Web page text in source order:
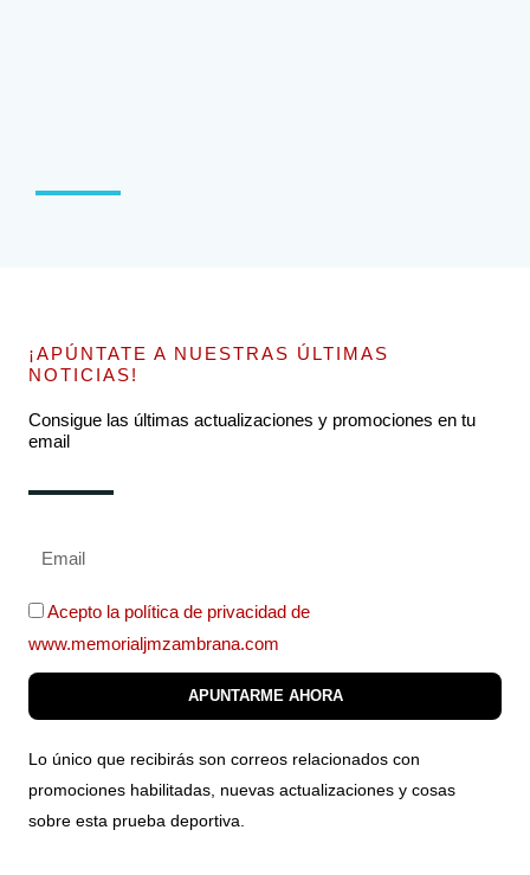
¡APÚNTATE A NUESTRAS ÚLTIMAS
NOTICIAS!
Consigue las últimas actualizaciones y promociones en tu
email
Acepto la política de privacidad de
www.memorialjmzambrana.com
APUNTARME AHORA
Lo único que recibirás son correos relacionados con
promociones habilitadas, nuevas actualizaciones y cosas
sobre esta prueba deportiva.